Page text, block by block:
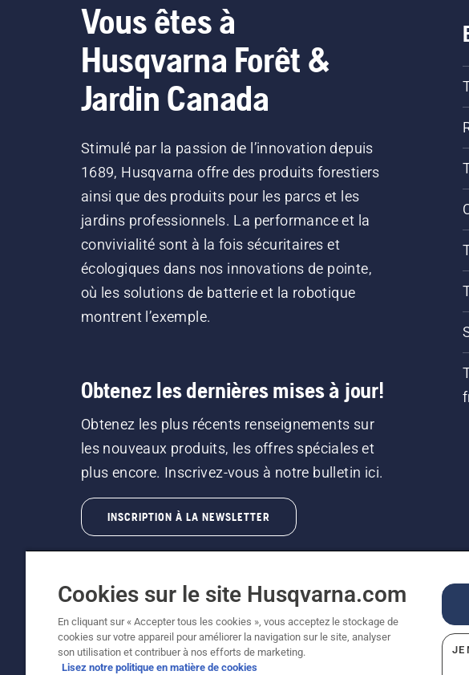
Vous êtes à
Husqvarna Forêt &
Jardin Canada
Stimulé par la passion de l’innovation depuis
1689, Husqvarna offre des produits forestiers
ainsi que des produits pour les parcs et les
jardins professionnels. La performance et la
convivialité sont à la fois sécuritaires et
écologiques dans nos innovations de pointe,
où les solutions de batterie et la robotique
montrent l’exemple.
Obtenez les dernières mises à jour!
Obtenez les plus récents renseignements sur
les nouveaux produits, les offres spéciales et
plus encore. Inscrivez-vous à notre bulletin ici.
INSCRIPTION À LA NEWSLETTER
©2026 Husqvarna AB (publ.). En raison de l'amélioration
fonctionnalité de la machine reste inchangée. Tous droits
Cookies sur le site Husqvarna.com
En cliquant sur « Accepter tous les cookies », vous acceptez le stockage de
cookies sur votre appareil pour améliorer la navigation sur le site, analyser
son utilisation et contribuer à nos efforts de marketing.
Lisez notre politique en matière de cookies
JE